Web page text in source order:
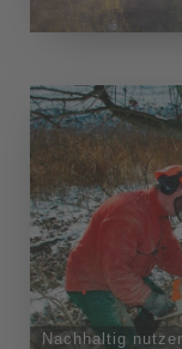
Nachhaltig